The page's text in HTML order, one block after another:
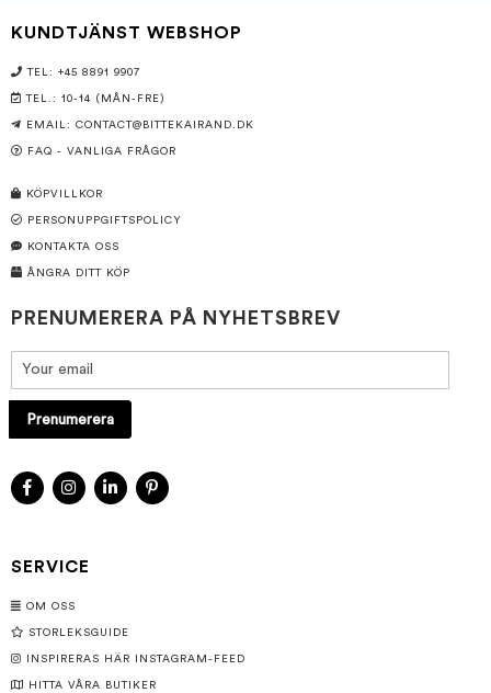
KUNDTJÄNST WEBSHOP
TEL: +45 8891 9907
TEL.: 10-14 (MÅN-FRE)
EMAIL: CONTACT@BITTEKAIRAND.DK
FAQ - VANLIGA FRÅGOR
KÖPVILLKOR
PERSONUPPGIFTSPOLICY
KONTAKTA OSS
ÅNGRA DITT KÖP
PRENUMERERA PÅ NYHETSBREV
Prenumerera
SERVICE
OM OSS
STORLEKSGUIDE
INSPIRERAS HÄR INSTAGRAM-FEED
HITTA VÅRA BUTIKER